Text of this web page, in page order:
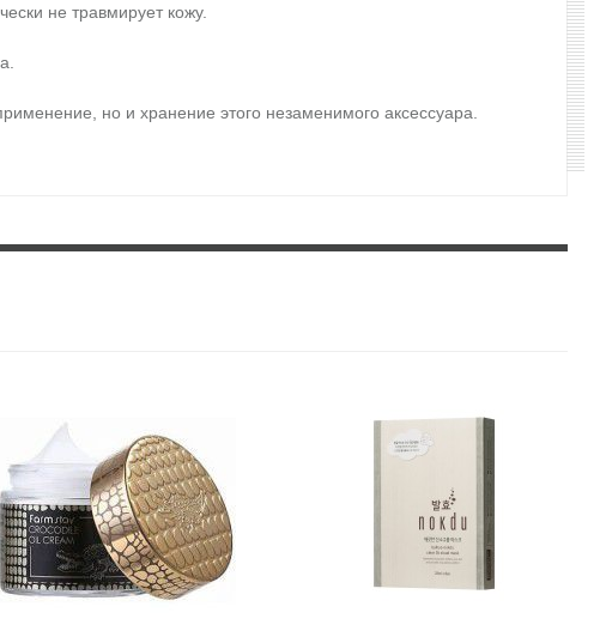
не травмирует кожу.
но и хранение этого незаменимого аксессуара.